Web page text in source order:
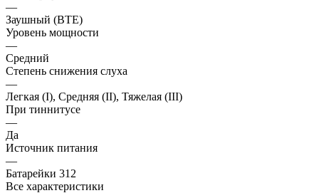
—
Заушный (BTE)
Уровень мощности
—
Средний
Степень снижения слуха
—
Легкая (I), Средняя (II), Тяжелая (III)
При тиннитусе
—
Да
Источник питания
—
Батарейки 312
Все характеристики